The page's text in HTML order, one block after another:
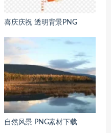
喜庆庆祝 透明背景PNG
自然风景 PNG素材下载